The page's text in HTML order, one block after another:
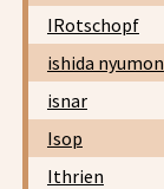
IRotschopf
ishida nyumon
isnar
Isop
Ithrien